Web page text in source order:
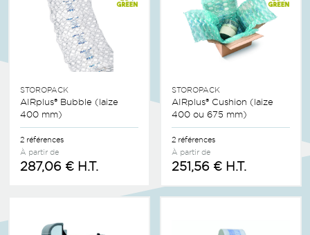
STOROPACK
AIRplus® Bubble (laize
400 mm)
2 références
À partir de
287,06 € H.T.
STOROPACK
AIRplus® Cushion (laize
400 ou 675 mm)
2 références
À partir de
251,56 € H.T.